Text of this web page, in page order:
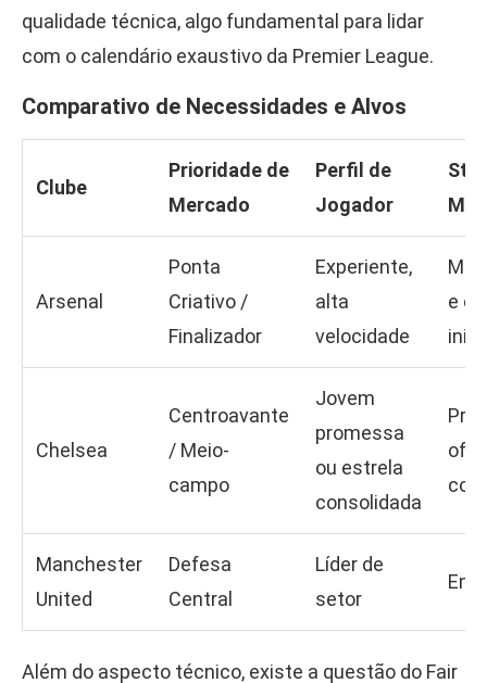
qualidade técnica, algo fundamental para lidar
com o calendário exaustivo da Premier League.
Comparativo de Necessidades e Alvos
Clube
Prioridade de
Mercado
Perfil de
Jogador
Arsenal
Ponta
Criativo /
Finalizador
Experiente,
alta
velocidade
e
Chelsea
Centroavante
/ Meio-
campo
Jovem
promessa
ou estrela
consolidada
Manchester
United
Defesa
Central
Líder de
setor
Em
Além do aspecto técnico, existe a questão do Fair